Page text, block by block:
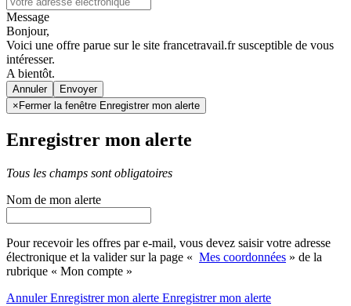
Message
Bonjour,
Voici une offre parue sur le site francetravail.fr susceptible de vous
intéresser.
A bientôt.
Annuler
× Fermer la fenêtre Enregistrer mon alerte
Enregistrer mon alerte
Tous les champs sont obligatoires
Nom de mon alerte
Pour recevoir les offres par e-mail, vous devez saisir votre adresse
électronique et la valider sur la page « Mes coordonnées » de la
rubrique « Mon compte »
AnnulerEnregistrer mon alerte Enregistrermon alerte